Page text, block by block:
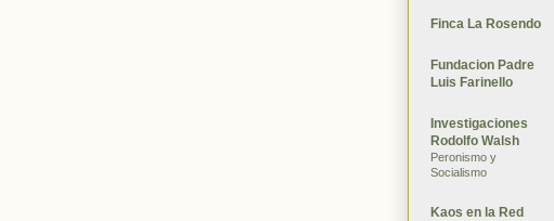
Finca La Rosendo
Fundacion Padre
Luis Farinello
Investigaciones
Rodolfo Walsh
Peronismo y
Socialismo
Kaos en la Red